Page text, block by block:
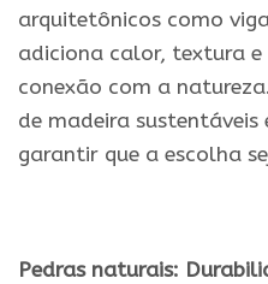
arquitetônicos como
adiciona calor, textura e
conexão com a
de madeira
garantir que a escolha
Pedras naturais: